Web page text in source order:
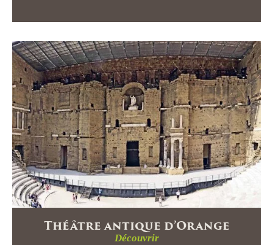
Théâtre antique d’Orange
Découvrir